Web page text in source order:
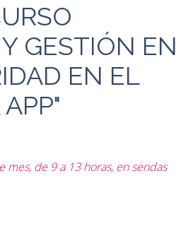
GESTIÓN EN
EN EL
de 9 a 13 horas, en sendas